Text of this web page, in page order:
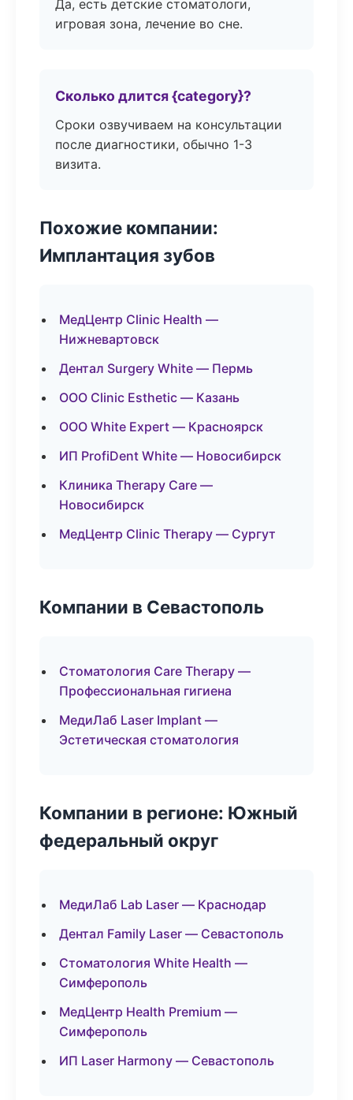
Да, есть детские стоматологи,
игровая зона, лечение во сне.
Сколько длится {category}?
Сроки озвучиваем на консультации
после диагностики, обычно 1-3
визита.
Похожие компании:
Имплантация зубов
МедЦентр Clinic Health —
Нижневартовск
Дентал Surgery White — Пермь
ООО Clinic Esthetic — Казань
ООО White Expert — Красноярск
ИП ProfiDent White — Новосибирск
Клиника Therapy Care —
Новосибирск
МедЦентр Clinic Therapy — Сургут
Компании в Севастополь
Стоматология Care Therapy —
Профессиональная гигиена
МедиЛаб Laser Implant —
Эстетическая стоматология
Компании в регионе: Южный
федеральный округ
МедиЛаб Lab Laser — Краснодар
Дентал Family Laser — Севастополь
Стоматология White Health —
Симферополь
МедЦентр Health Premium —
Симферополь
ИП Laser Harmony — Севастополь